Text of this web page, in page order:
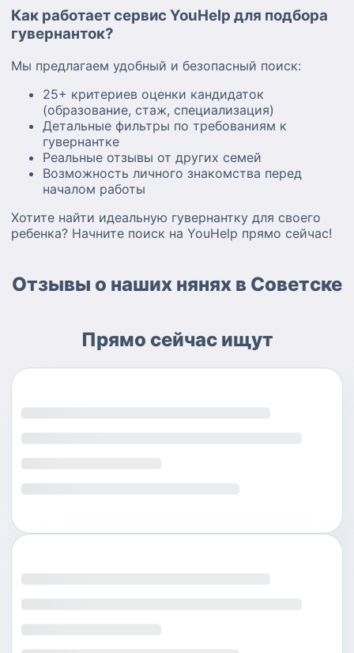
Как работает сервис YouHelp для подбора
гувернанток?
Мы предлагаем удобный и безопасный поиск:
25+ критериев оценки кандидаток
(образование, стаж, специализация)
Детальные фильтры по требованиям к
гувернантке
Реальные отзывы от других семей
Возможность личного знакомства перед
началом работы
Хотите найти идеальную гувернантку для своего
ребенка? Начните поиск на YouHelp прямо сейчас!
Отзывы о наших нянях в Советске
Прямо сейчас ищут